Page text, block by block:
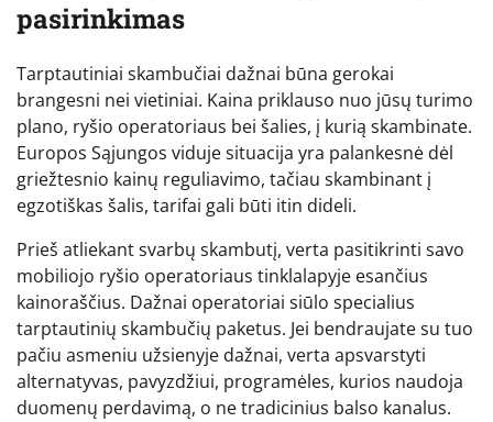
pasirinkimas
Tarptautiniai skambučiai dažnai būna gerokai
brangesni nei vietiniai. Kaina priklauso nuo jūsų turimo
plano, ryšio operatoriaus bei šalies, į kurią skambinate.
Europos Sąjungos viduje situacija yra palankesnė dėl
griežtesnio kainų reguliavimo, tačiau skambinant į
egzotiškas šalis, tarifai gali būti itin dideli.
Prieš atliekant svarbų skambutį, verta pasitikrinti savo
mobiliojo ryšio operatoriaus tinklalapyje esančius
kainoraščius. Dažnai operatoriai siūlo specialius
tarptautinių skambučių paketus. Jei bendraujate su tuo
pačiu asmeniu užsienyje dažnai, verta apsvarstyti
alternatyvas, pavyzdžiui, programėles, kurios naudoja
duomenų perdavimą, o ne tradicinius balso kanalus.